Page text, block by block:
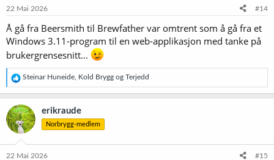
e
:
22 Mai 2026 #14
Å gå fra Beersmith til Brewfather var omtrent som å gå fra et
Windows 3.11-program til en web-applikasjon med tanke på
brukergrensesnitt...
R
e
a
k
s
j
o
e
Steinar Huneide Kold Brygg og Terjedd
erikraude
Norbrygg-medlem
22 Mai 2026 #15